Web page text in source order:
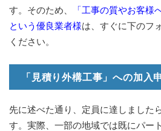
す。そのため、
「工事の質やお客様
という優良業者様は、すぐに下のフ
ください。
「見積り外構工事」への加入
先に述べた通り、定員に達しました
す。実際、一部の地域では既にパー